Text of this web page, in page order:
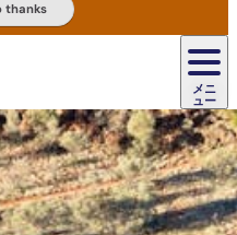
thanks
メニ
ュー